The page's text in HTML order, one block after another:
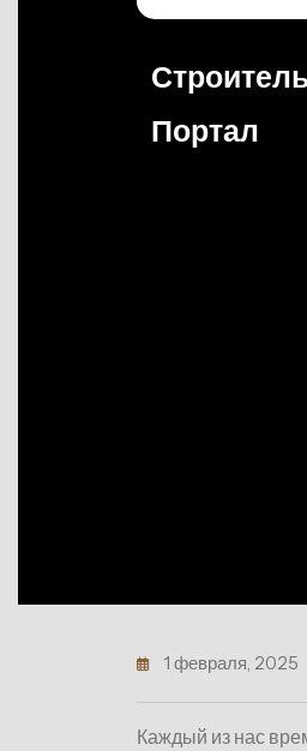
Портал
1 февраля, 2025
Каждый из нас